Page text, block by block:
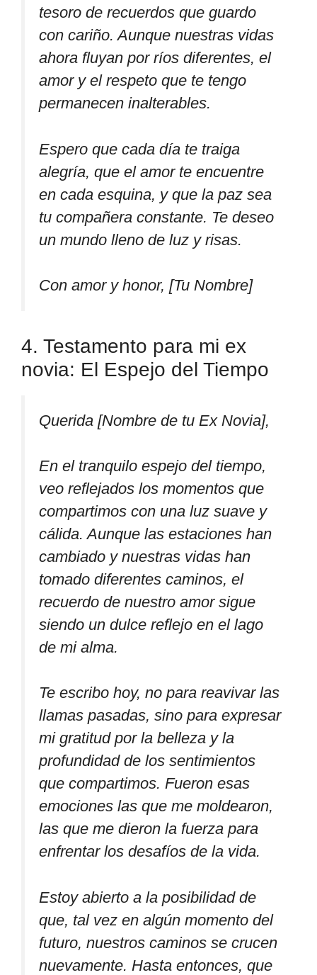
tesoro de recuerdos que guardo
con cariño. Aunque nuestras vidas
ahora fluyan por ríos diferentes, el
amor y el respeto que te tengo
permanecen inalterables.
Espero que cada día te traiga
alegría, que el amor te encuentre
en cada esquina, y que la paz sea
tu compañera constante. Te deseo
un mundo lleno de luz y risas.
Con amor y honor, [Tu Nombre]
4. Testamento para mi ex
novia: El Espejo del Tiempo
Querida [Nombre de tu Ex Novia],
En el tranquilo espejo del tiempo,
veo reflejados los momentos que
compartimos con una luz suave y
cálida. Aunque las estaciones han
cambiado y nuestras vidas han
tomado diferentes caminos, el
recuerdo de nuestro amor sigue
siendo un dulce reflejo en el lago
de mi alma.
Te escribo hoy, no para reavivar las
llamas pasadas, sino para expresar
mi gratitud por la belleza y la
profundidad de los sentimientos
que compartimos. Fueron esas
emociones las que me moldearon,
las que me dieron la fuerza para
enfrentar los desafíos de la vida.
Estoy abierto a la posibilidad de
que, tal vez en algún momento del
futuro, nuestros caminos se crucen
nuevamente. Hasta entonces, que